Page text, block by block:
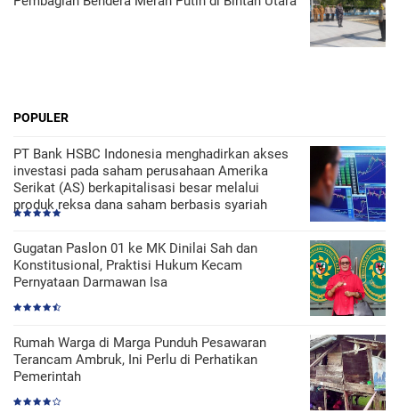
POPULER
PT Bank HSBC Indonesia menghadirkan akses
investasi pada saham perusahaan Amerika
Serikat (AS) berkapitalisasi besar melalui
produk reksa dana saham berbasis syariah
Gugatan Paslon 01 ke MK Dinilai Sah dan
Konstitusional, Praktisi Hukum Kecam
Pernyataan Darmawan Isa
Rumah Warga di Marga Punduh Pesawaran
Terancam Ambruk, Ini Perlu di Perhatikan
Pemerintah